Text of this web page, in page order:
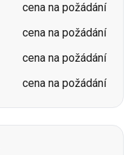
cena na požádání
cena na požádání
cena na požádání
cena na požádání